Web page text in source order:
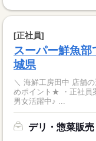
[正社員]
スーパー鮮魚部
城県
＼ 海鮮工房田中 店舗の運
めポイント★ ・正社員案件！ ・ご経験が活かせる◎ ・20代〜50代
男女活躍中♪ ...
デリ・惣菜販